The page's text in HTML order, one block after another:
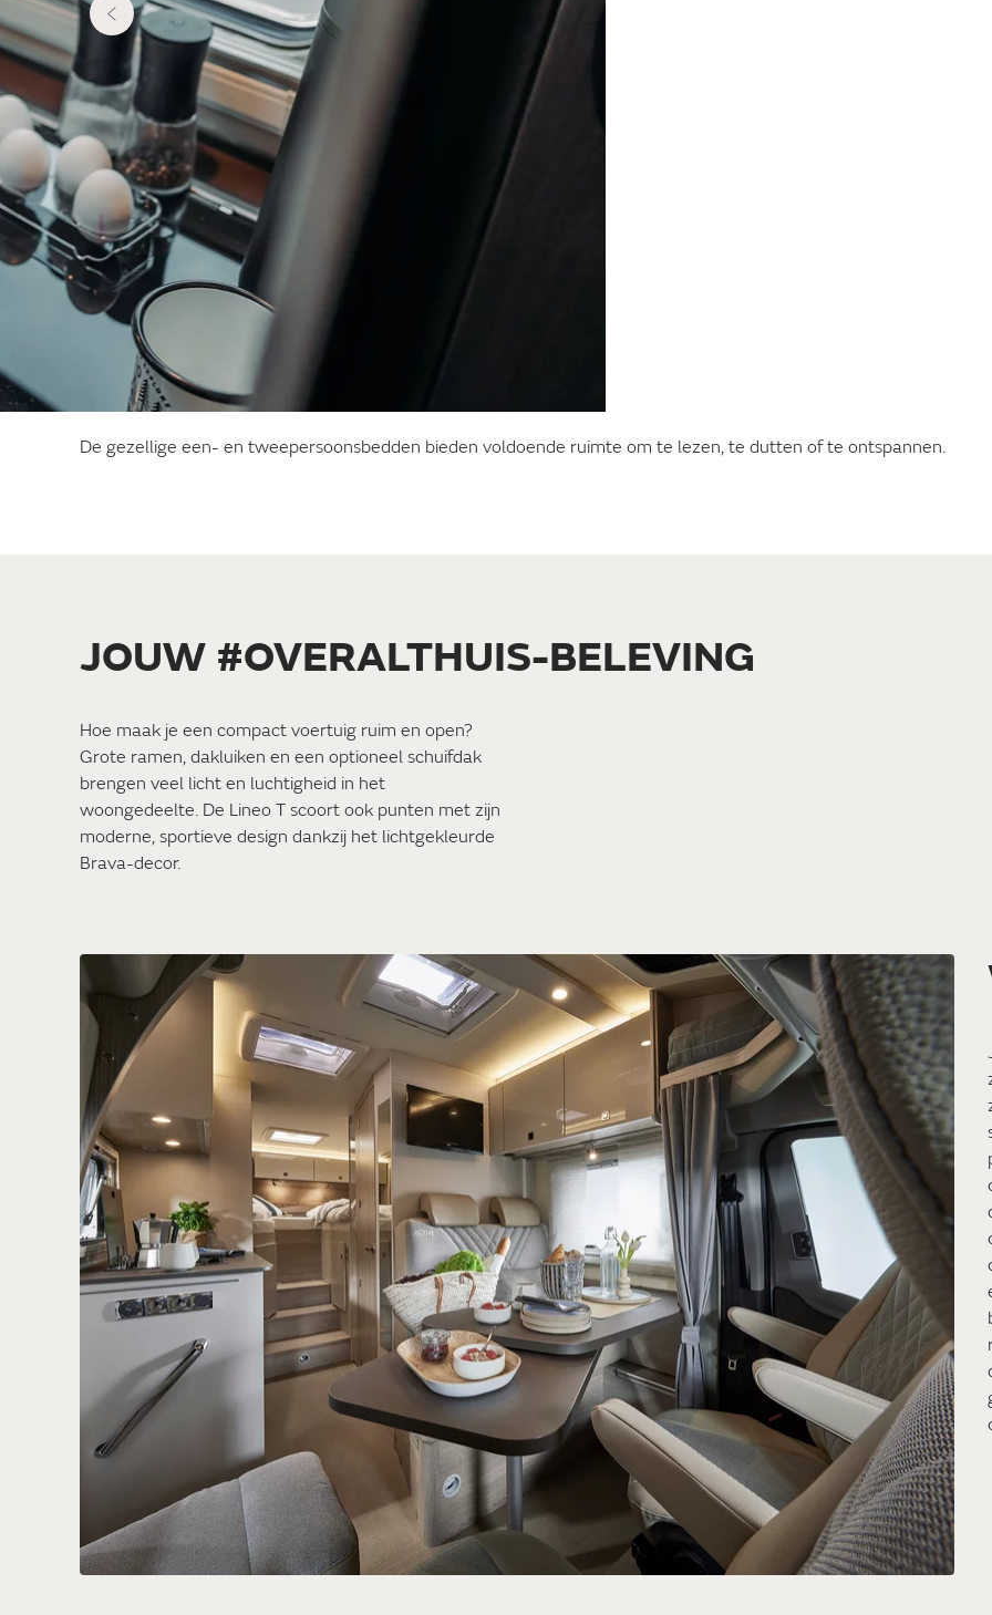
De gezellige een- en tweepersoonsbedden bieden voldoende ruimte om te lezen, te dutten of te ontspannen.
JOUW #OVERALTHUIS-BELEVING
Hoe maak je een compact voertuig ruim en open?
Grote ramen, dakluiken en een optioneel schuifdak
brengen veel licht en luchtigheid in het
woongedeelte. De Lineo T scoort ook punten met zijn
moderne, sportieve design dankzij het lichtgekleurde
Brava-decor.